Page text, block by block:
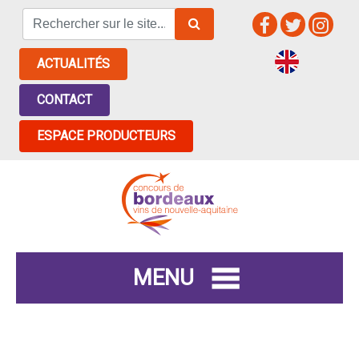
ACTUALITÉS
CONTACT
ESPACE PRODUCTEURS
MENU